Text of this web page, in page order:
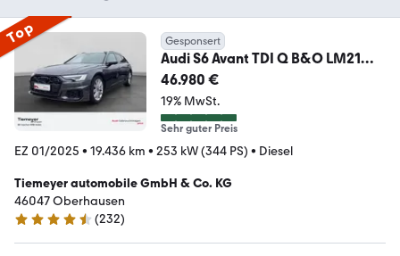
Top Gesponsert
Audi S6 Avant TDI Q B&O LM21
MATRIX-LED
46.980 €
19% MwSt.
Sehr guter Preis
EZ 01/2025 • 19.436 km • 253 kW (344 PS) • Diesel
Tiemeyer automobile GmbH & Co. KG
46047 Oberhausen
4.4 Sterne
(232)